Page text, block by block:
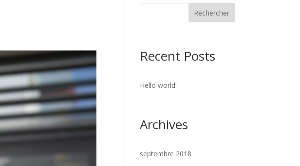
Recent Posts
Hello world!
Archives
septembre 2018